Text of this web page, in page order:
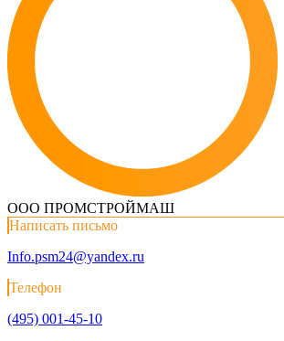
ООО ПРОМСТРОЙМАШ
Написать письмо
Info.psm24@yandex.ru
Телефон
(495) 001-45-10